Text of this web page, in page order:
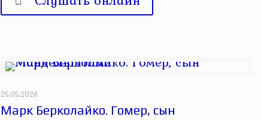
25.05.2026
Марк Берколайко. Гомер, сын